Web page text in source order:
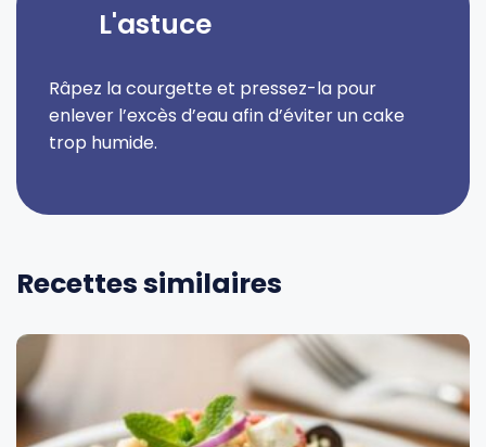
L'astuce
Râpez la courgette et pressez-la pour
enlever l’excès d’eau afin d’éviter un cake
trop humide.
Recettes similaires